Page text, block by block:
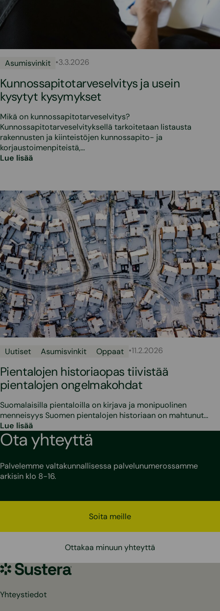
Asumisvinkit •3.3.2026
Kunnossapitotarveselvitys ja usein
kysytyt kysymykset
Mikä on kunnossapitotarveselvitys?
Kunnossapitotarveselvityksellä tarkoitetaan listausta
rakennusten ja kiinteistöjen kunnossapito- ja
korjaustoimenpiteistä,…
Lue lisää
Uutiset Asumisvinkit Oppaat •11.2.2026
Pientalojen historiaopas tiivistää
pientalojen ongelmakohdat
Suomalaisilla pientaloilla on kirjava ja monipuolinen
menneisyys Suomen pientalojen historiaan on mahtunut…
Lue lisää
Ota yhteyttä
Palvelemme valtakunnallisessa palvelunumerossamme
arkisin klo 8-16.
Soita meille
Ottakaa minuun yhteyttä
Sustera
Yhteystiedot